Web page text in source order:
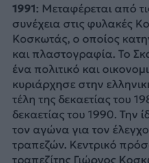
1991: Μεταφέρεται από
συνέχεια στις φυλακές
Κοσκωτάς, ο οποίος
και πλαστογραφία. Το
ένα πολιτικό και
κυριάρχησε στην
τέλη της δεκαετίας του
δεκαετίας του 1990. Την
τον αγώνα για τον
τραπεζών. Κεντρικό
τραπεζίτης Γιώργος